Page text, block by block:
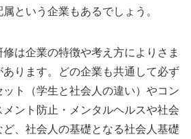
という企業もあるでしょう。
は企業の特徴や考え方によりさま
ります。どの企業も共通して必ず
ト（学生と社会人の違い）やコン
ント防止・メンタルヘルスや社会
、社会人の基礎となる社会人基礎